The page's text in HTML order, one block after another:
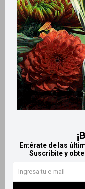
Entérate de las
Suscribite y
Productos
LlegaEL LUNES